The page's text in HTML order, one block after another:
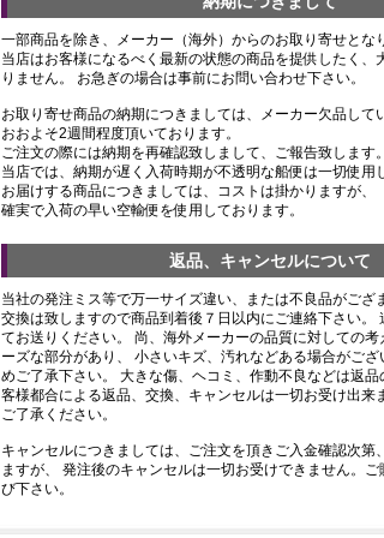
一部商品を除き、メーカー（海外）からのお取り寄せとな
当店はお客様になるべく最新の状態の商品を提供したく、
りません。 お急ぎの場合は事前にお問い合わせ下さい。
お取り寄せ商品の納期につきましては、メーカー欠品して
おおよそ2週間程度頂いております。
ご注文の際には納期を再確認致しまして、ご報告致します。
当店では、納期が遅く入荷時期が不透明な船便は一切使用
お届けする商品につきましては、コストは掛かりますが、
確実で入荷の早い空輸便を使用しております。
返品、キャンセルについて
当社の発注ミス等で万一サイズ違い、または不良品がござ
交換は致しますので商品到着後７日以内にご連絡下さい。
てお送りください。 尚、海外メーカーの品質に対しての
ーズな部分があり、 小さいキズ、汚れなどある場合がござ
めご了承下さい。 大きな傷、ヘコミ、作動不良などは返
客様都合による返品、交換、キャンセルは一切お受け出来
ご了承ください。
キャンセルにつきましては、ご注文を頂きご入金確認次第
ますが、 発注後のキャンセルは一切お受けできません。
び下さい。